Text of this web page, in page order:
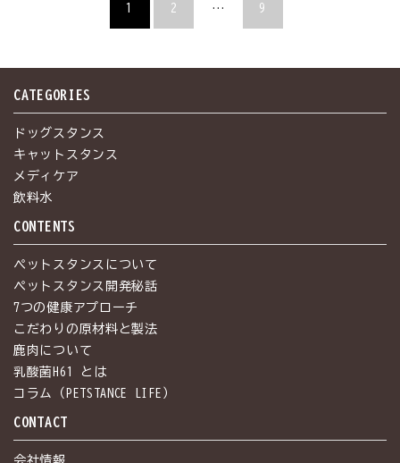
1 2 … 9
CATEGORIES
ドッグスタンス
キャットスタンス
メディケア
飲料水
CONTENTS
ペットスタンスについて
ペットスタンス開発秘話
7つの健康アプローチ
こだわりの原材料と製法
鹿肉について
乳酸菌H61 とは
コラム（PETSTANCE LIFE）
CONTACT
会社情報